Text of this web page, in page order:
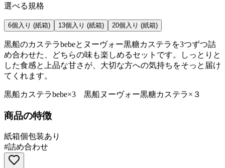
選べる規格
6個入り (紙箱) 13個入り (紙箱) 20個入り (紙箱)
黒船のカステラbebeとヌーヴォー黒糖カステラを3つずつ詰
め合わせた、どちらの味も楽しめるセットです。しっとりと
した食感と上品な甘さが、大切な方への気持ちをそっと届け
てくれます。
黒船カステラbebe×3 黒船ヌーヴォー黒糖カステラ×３
商品の特徴
紙箱個包装あり
#詰め合わせ